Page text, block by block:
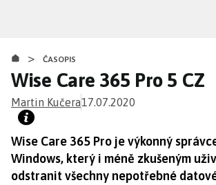
obsahu
> ČASOPIS
Wise Care 365 Pro 5 CZ
Martin Kučera17.07.2020
Wise Care 365 Pro je výkonný
Windows, který i méně zkušeným
odstranit všechny nepotřebné